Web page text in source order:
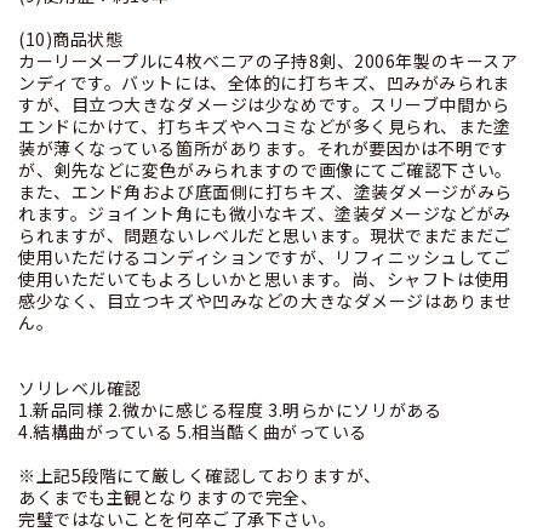
(10)商品状態
カーリーメープルに4枚ベニアの子持8剣、2006年製のキースア
ンディです。バットには、全体的に打ちキズ、凹みがみられま
すが、目立つ大きなダメージは少なめです。スリーブ中間から
エンドにかけて、打ちキズやヘコミなどが多く見られ、また塗
装が薄くなっている箇所があります。それが要因かは不明です
が、剣先などに変色がみられますので画像にてご確認下さい。
また、エンド角および底面側に打ちキズ、塗装ダメージがみら
れます。ジョイント角にも微小なキズ、塗装ダメージなどがみ
られますが、問題ないレベルだと思います。現状でまだまだご
使用いただけるコンディションですが、リフィニッシュしてご
使用いただいてもよろしいかと思います。尚、シャフトは使用
感少なく、目立つキズや凹みなどの大きなダメージはありませ
ん。
ソリレベル確認
1.新品同様 2.微かに感じる程度 3.明らかにソリがある
4.結構曲がっている 5.相当酷く曲がっている
※上記5段階にて厳しく確認しておりますが、
あくまでも主観となりますので完全、
完璧ではないことを何卒ご了承下さい。